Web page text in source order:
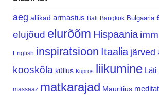
aeg allikad armastus Bali Bangkok Bulgaaria
elujõud elurõõm Hispaania
English inspiratsioon Itaalia järved
kooskõla küllus Küpros liikumine Läti
massaaz matkarajad Mauritius